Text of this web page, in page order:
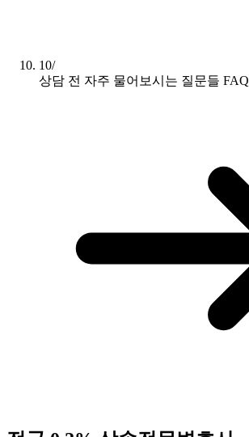
10/
상담 전 자주 물어보시는 질문들 FAQ